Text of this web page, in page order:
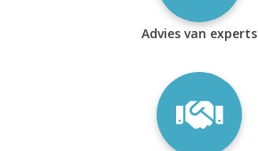
Advies van experts